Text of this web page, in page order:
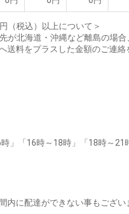
（税込）以上について＞
が北海道・沖縄など離島の場合
料をプラスした金額のご連絡
」「16時～18時」「18時～21
に配達ができない事もござい